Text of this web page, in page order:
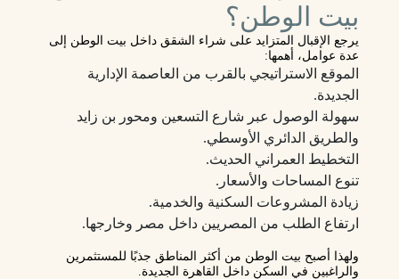
بيت الوطن؟
يرجع الإقبال المتزايد على شراء الشقق داخل بيت الوطن إلى
عدة عوامل، أهمها:
الموقع الاستراتيجي بالقرب من العاصمة الإدارية
الجديدة.
سهولة الوصول عبر شارع التسعين ومحور بن زايد
والطريق الدائري الأوسطي.
التخطيط العمراني الحديث.
تنوع المساحات والأسعار.
زيادة المشروعات السكنية والخدمية.
ارتفاع الطلب من المصريين داخل مصر وخارجها.
ولهذا أصبح بيت الوطن من أكثر المناطق جذبًا للمستثمرين
والراغبين في السكن داخل القاهرة الجديدة.